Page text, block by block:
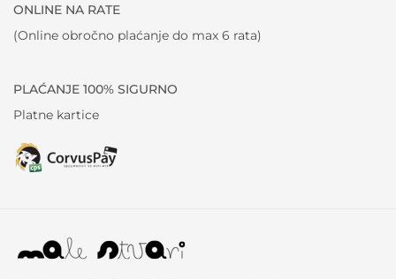
ONLINE NA RATE
(Online obročno plaćanje do max 6 rata)
PLAĆANJE 100% SIGURNO
Platne kartice